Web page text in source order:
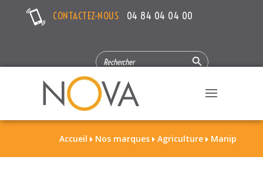
CONTACTEZ-NOUS 04 84 04 04 00
SEARCH
FOR:
Search Button
Accueil  Nos marques  Agriculture  Manip